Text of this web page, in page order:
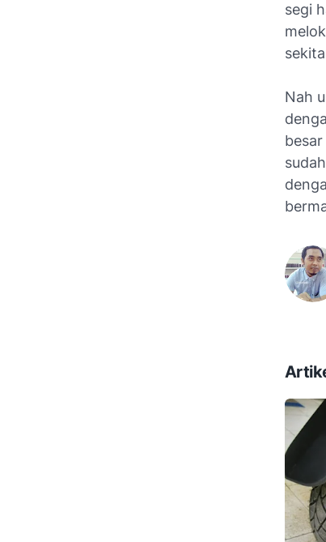
segi
Nah